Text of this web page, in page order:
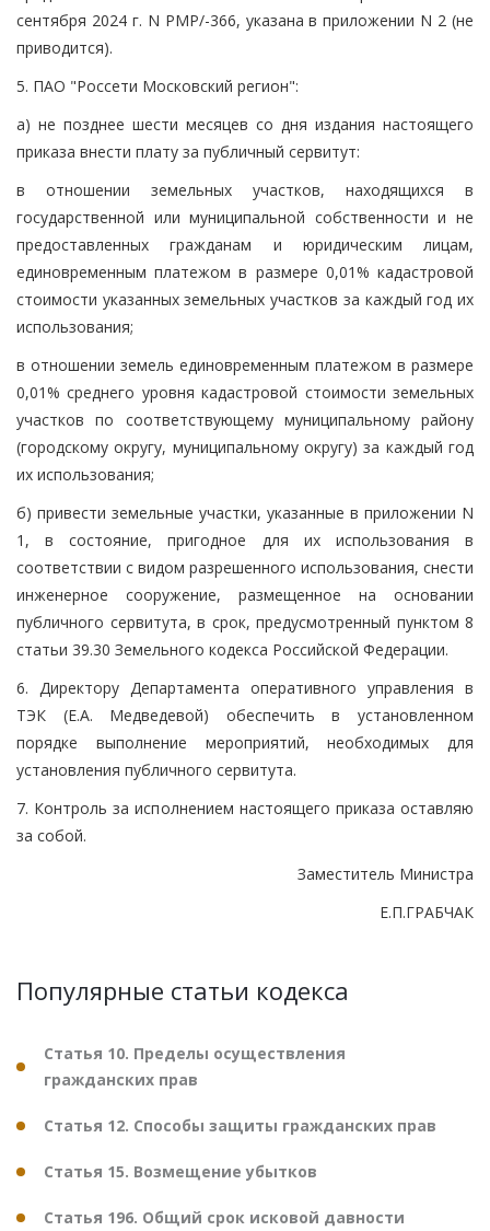
сентября 2024 г. N РМР/-366, указана в приложении N 2 (не
приводится).
5. ПАО "Россети Московский регион":
а) не позднее шести месяцев со дня издания настоящего
приказа внести плату за публичный сервитут:
в отношении земельных участков, находящихся в
государственной или муниципальной собственности и не
предоставленных гражданам и юридическим лицам,
единовременным платежом в размере 0,01% кадастровой
стоимости указанных земельных участков за каждый год их
использования;
в отношении земель единовременным платежом в размере
0,01% среднего уровня кадастровой стоимости земельных
участков по соответствующему муниципальному району
(городскому округу, муниципальному округу) за каждый год
их использования;
б) привести земельные участки, указанные в приложении N
1, в состояние, пригодное для их использования в
соответствии с видом разрешенного использования, снести
инженерное сооружение, размещенное на основании
публичного сервитута, в срок, предусмотренный пунктом 8
статьи 39.30 Земельного кодекса Российской Федерации.
6. Директору Департамента оперативного управления в
ТЭК (Е.А. Медведевой) обеспечить в установленном
порядке выполнение мероприятий, необходимых для
установления публичного сервитута.
7. Контроль за исполнением настоящего приказа оставляю
за собой.
Заместитель Министра
Е.П.ГРАБЧАК
Популярные статьи кодекса
Статья 10. Пределы осуществления
гражданских прав
Статья 12. Способы защиты гражданских прав
Статья 15. Возмещение убытков
Статья 196. Общий срок исковой давности